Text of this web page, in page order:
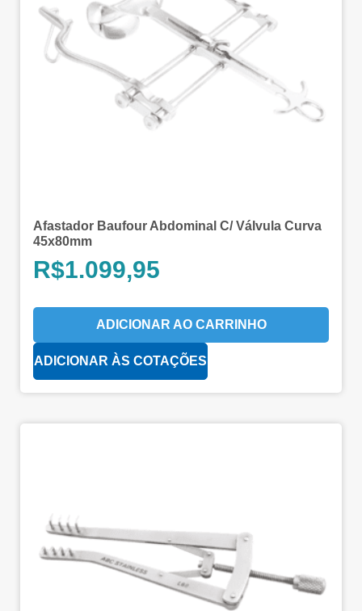
Afastador Baufour Abdominal C/ Válvula Curva
45x80mm
R$1.099,95
ADICIONAR AO CARRINHO
ADICIONAR ÀS COTAÇÕES